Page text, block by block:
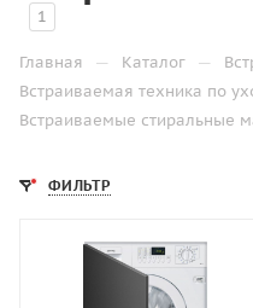
1
Главная — Каталог —
Встраиваемая техника по
Встраиваемые стиральные
ФИЛЬТР